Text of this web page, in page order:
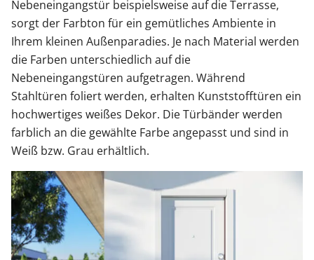
Nebeneingangstür beispielsweise auf die Terrasse,
sorgt der Farbton für ein gemütliches Ambiente in
Ihrem kleinen Außenparadies. Je nach Material werden
die Farben unterschiedlich auf die
Nebeneingangstüren aufgetragen. Während
Stahltüren foliert werden, erhalten Kunststofftüren ein
hochwertiges weißes Dekor. Die Türbänder werden
farblich an die gewählte Farbe angepasst und sind in
Weiß bzw. Grau erhältlich.